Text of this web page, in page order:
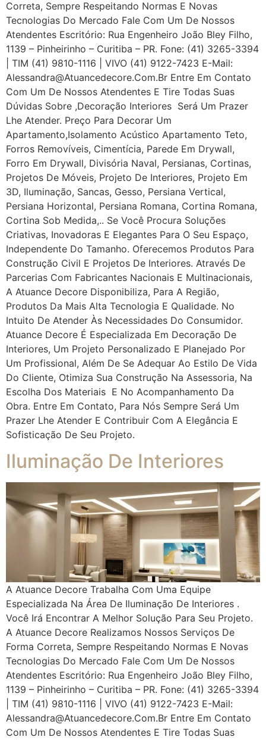
Correta, Sempre Respeitando Normas E Novas
Tecnologias Do Mercado Fale Com Um De Nossos
Atendentes Escritório: Rua Engenheiro João Bley Filho,
1139 – Pinheirinho – Curitiba – PR. Fone: (41) 3265-3394
| TIM (41) 9810-1116 | VIVO (41) 9122-7423 E-Mail:
Alessandra@atuancedecore.com.br Entre Em Contato
Com Um De Nossos Atendentes E Tire Todas Suas
Dúvidas Sobre ,Decoração Interiores Será Um Prazer
Lhe Atender. Preço Para Decorar Um
Apartamento,Isolamento Acústico Apartamento Teto,
Forros Removíveis, Cimentícia, Parede Em Drywall,
Forro Em Drywall, Divisória Naval, Persianas, Cortinas,
Projetos De Móveis, Projeto De Interiores, Projeto Em
3D, Iluminação, Sancas, Gesso, Persiana Vertical,
Persiana Horizontal, Persiana Romana, Cortina Romana,
Cortina Sob Medida,.. Se Você Procura Soluções
Criativas, Inovadoras E Elegantes Para O Seu Espaço,
Independente Do Tamanho. Oferecemos Produtos Para
Construção Civil E Projetos De Interiores. Através De
Parcerias Com Fabricantes Nacionais E Multinacionais,
A Atuance Decore Disponibiliza, Para A Região,
Produtos Da Mais Alta Tecnologia E Qualidade. No
Intuito De Atender Às Necessidades Do Consumidor.
Atuance Decore É Especializada Em Decoração De
Interiores, Um Projeto Personalizado E Planejado Por
Um Profissional, Além De Se Adequar Ao Estilo De Vida
Do Cliente, Otimiza Sua Construção Na Assessoria, Na
Escolha Dos Materiais E No Acompanhamento Da
Obra. Entre Em Contato, Para Nós Sempre Será Um
Prazer Lhe Atender E Contribuir Com A Elegância E
Sofisticação De Seu Projeto.
Iluminação De Interiores
A Atuance Decore Trabalha Com Uma Equipe
Especializada Na Área De Iluminação De Interiores .
Você Irá Encontrar A Melhor Solução Para Seu Projeto.
A Atuance Decore Realizamos Nossos Serviços De
Forma Correta, Sempre Respeitando Normas E Novas
Tecnologias Do Mercado Fale Com Um De Nossos
Atendentes Escritório: Rua Engenheiro João Bley Filho,
1139 – Pinheirinho – Curitiba – PR. Fone: (41) 3265-3394
| TIM (41) 9810-1116 | VIVO (41) 9122-7423 E-Mail:
Alessandra@atuancedecore.com.br Entre Em Contato
Com Um De Nossos Atendentes E Tire Todas Suas